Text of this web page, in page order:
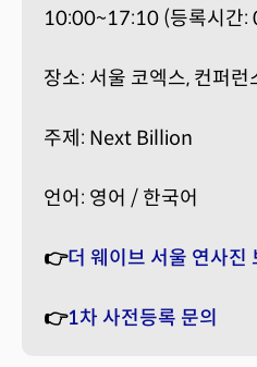
10:00~17:10 (등록시간
장소: 서울 코엑스, 컨퍼
주제: Next Billion
언어: 영어 / 한국어
👉더 웨이브 서울 연사진
👉1차 사전등록 문의